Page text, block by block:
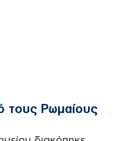
τους Ρωμαίους